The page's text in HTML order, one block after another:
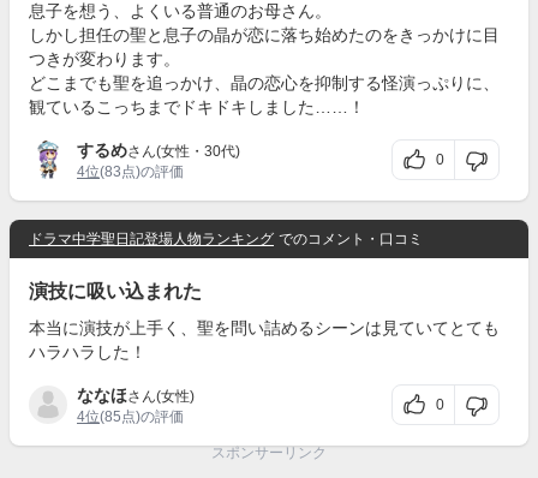
息子を想う、よくいる普通のお母さん。
しかし担任の聖と息子の晶が恋に落ち始めたのをきっかけに目
つきが変わります。
どこまでも聖を追っかけ、晶の恋心を抑制する怪演っぷりに、
観ているこっちまでドキドキしました……！
するめさん(女性・30代)
4位(83点)の評価
0
ドラマ中学聖日記登場人物ランキング でのコメント・口コミ
演技に吸い込まれた
本当に演技が上手く、聖を問い詰めるシーンは見ていてとても
ハラハラした！
ななほさん(女性)
4位(85点)の評価
0
スポンサーリンク